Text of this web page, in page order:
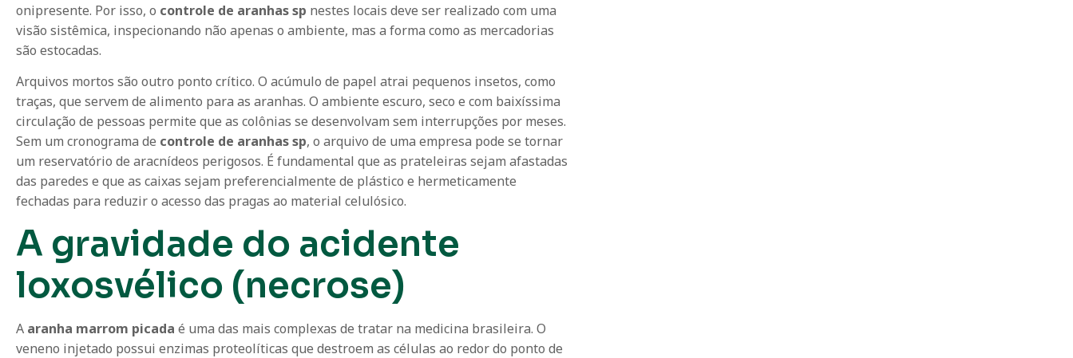
onipresente. Por isso, o controle de aranhas sp nestes locais deve ser realizado com uma
visão sistêmica, inspecionando não apenas o ambiente, mas a forma como as mercadorias
são estocadas.
Arquivos mortos são outro ponto crítico. O acúmulo de papel atrai pequenos insetos, como
traças, que servem de alimento para as aranhas. O ambiente escuro, seco e com baixíssima
circulação de pessoas permite que as colônias se desenvolvam sem interrupções por meses.
Sem um cronograma de controle de aranhas sp, o arquivo de uma empresa pode se tornar
um reservatório de aracnídeos perigosos. É fundamental que as prateleiras sejam afastadas
das paredes e que as caixas sejam preferencialmente de plástico e hermeticamente
fechadas para reduzir o acesso das pragas ao material celulósico.
A gravidade do acidente
loxosvélico (necrose)
A aranha marrom picada é uma das mais complexas de tratar na medicina brasileira. O
veneno injetado possui enzimas proteolíticas que destroem as células ao redor do ponto de